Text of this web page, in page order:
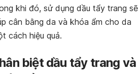
khi đó, sử dụng dầu tẩy trang sẽ
cân bằng da và khóa ẩm cho da
cách hiệu quả.
biệt dầu tẩy trang và